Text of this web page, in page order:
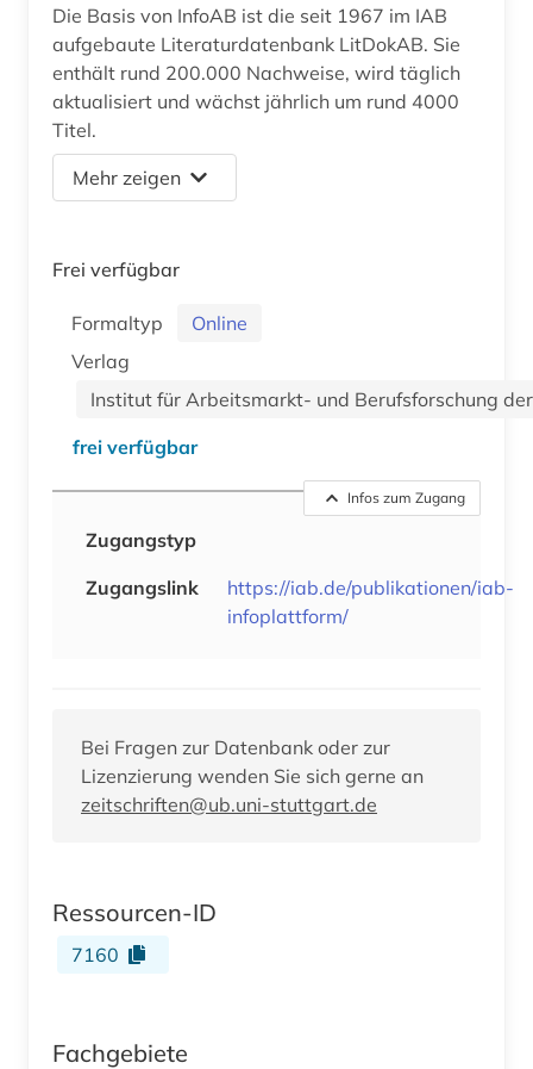
Die Basis von InfoAB ist die seit 1967 im IAB
aufgebaute Literaturdatenbank LitDokAB. Sie
enthält rund 200.000 Nachweise, wird täglich
aktualisiert und wächst jährlich um rund 4000
Titel.
Mehr zeigen
Frei verfügbar
Formaltyp
Online
Verlag
Institut für Arbeitsmarkt- und Berufsforschung
frei verfügbar
Infos zum Zugang
Zugangstyp
Zugangslink
https://iab.de/publikationen/iab-
infoplattform/
Bei Fragen zur Datenbank oder zur
Lizenzierung wenden Sie sich gerne an
zeitschriften@ub.uni-stuttgart.de
Ressourcen-ID
7160
Fachgebiete